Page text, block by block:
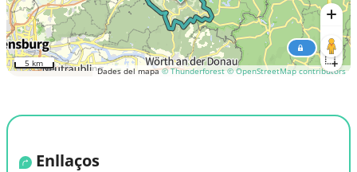
Dades del mapa© Thunderforest © OpenStreetMap contributors
5 km
Enllaços